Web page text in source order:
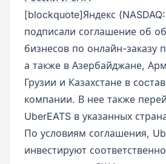
[blockquote]Яндекс
подписали соглашение об
бизнесов по онлайн-заказу
а также в Азербайджане,
Грузии и Казахстане в
компании. В нее также
UberEATS в указанных
По условиям соглашения,
инвестируют